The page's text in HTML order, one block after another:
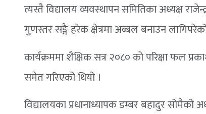
त्यस्तै विद्यालय व्यवस्थापन समितिका अध्यक्ष
गुणस्तर सङ्गै हरेक क्षेत्रमा अब्बल बनाउन
कार्यक्रममा शैक्षिक सत्र २०८० को परिक्षा फल
समेत गरिएको थियो ।
विद्यालयका प्रधानाध्यापक डम्बर बहादुर सोमैको